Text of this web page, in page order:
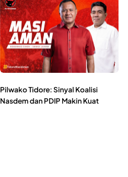
Pilwako Tidore: Sinyal Koalisi
Nasdem dan PDIP Makin Kuat